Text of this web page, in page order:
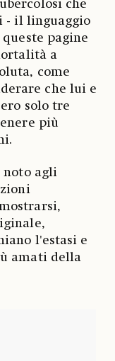
che
- il linguaggio
pagine
a
come
che lui e
solo tre
più
noto agli
l'estasi e
amati della